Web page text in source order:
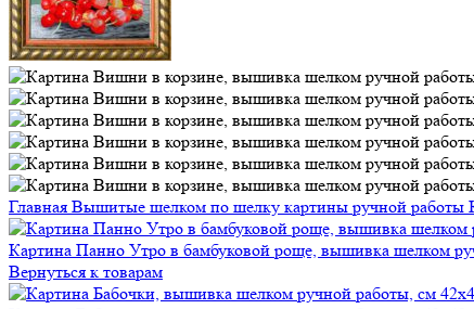
Главная Вышитые шелком по шелку картины ручной работы
Картина Панно Утро в бамбуковой роще, вышивка шелком
Вернуться к товарам